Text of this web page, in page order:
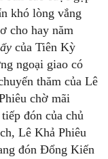
khó lòng vắng
cho hay năm
của Tiên Kỳ
ngoại giao có
thăm của Lê
chờ mãi
đón của chủ
Lê Khả Phiêu
đón Đổng Kiến